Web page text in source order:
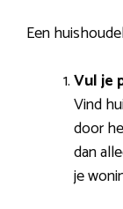
Een
Vul je
Vind
door
dan
je